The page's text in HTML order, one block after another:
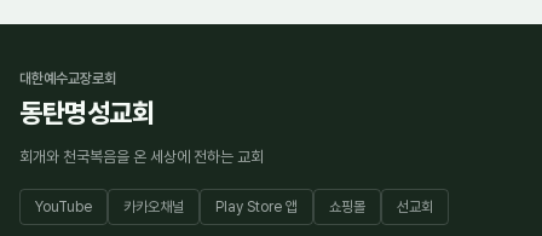
대한예수교장로회
동탄명성교회
회개와 천국복음을 온 세상에 전하는 교회
YouTube 카카오채널 Play Store 앱 쇼핑몰 선교회